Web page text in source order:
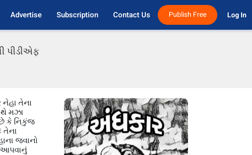
Advertise Subscription Contact Us Publish Free Log In
પીડીએફ
તેના
મઝા
કે નિકુંજ
તેના
જવાનો
આપવાનું